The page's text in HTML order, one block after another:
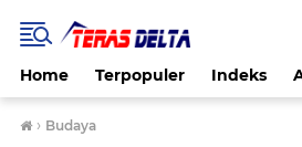
Home Terpopuler Indeks
› Budaya